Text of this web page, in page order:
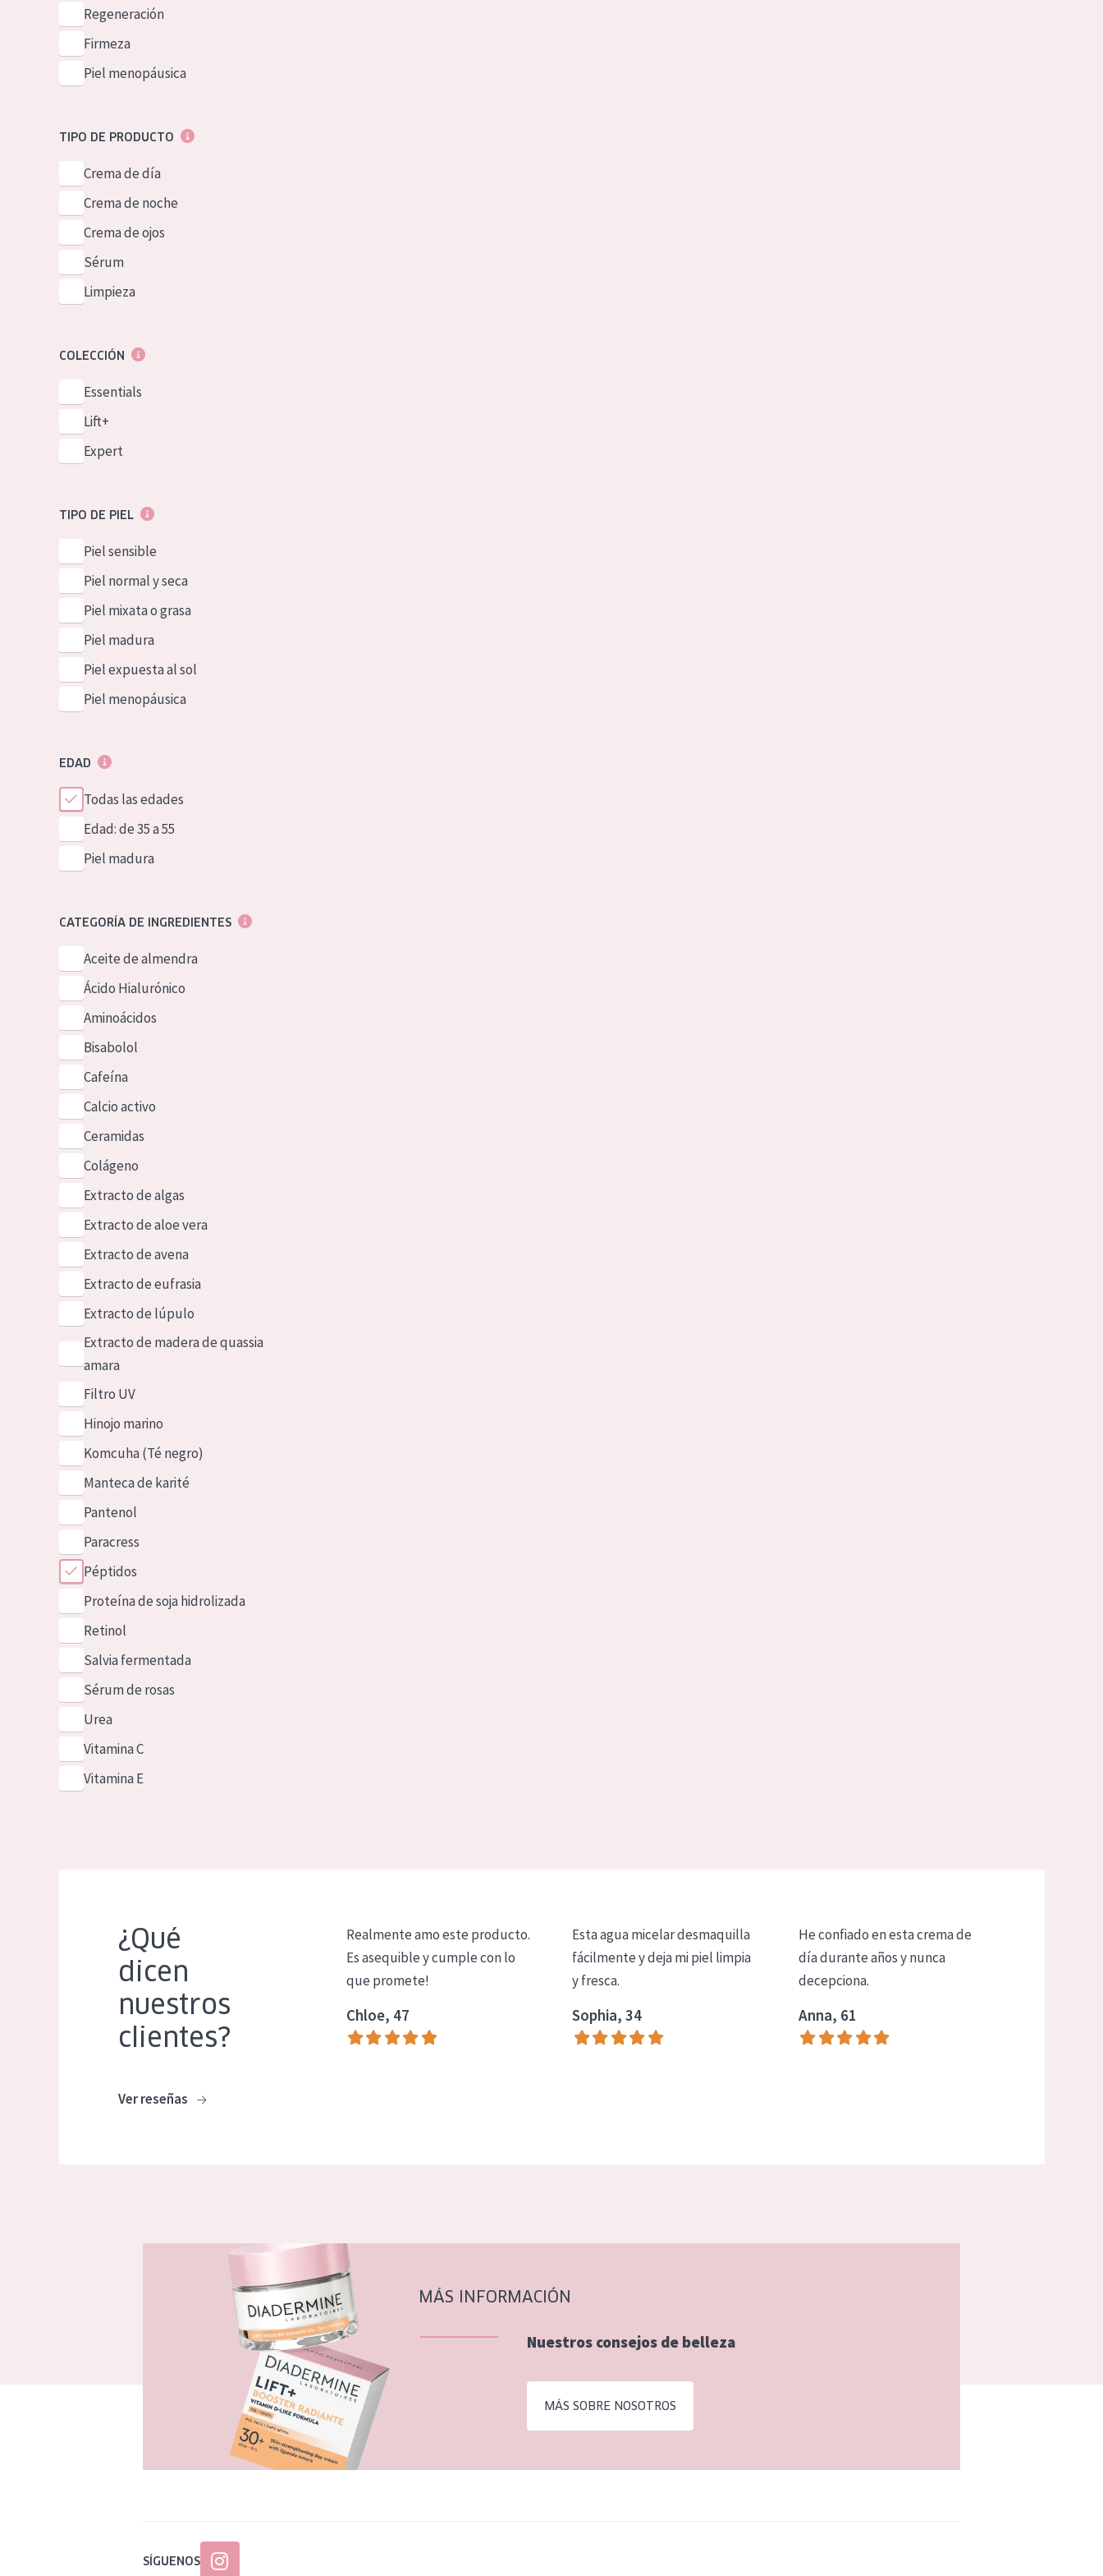
German
Spanish
Greek
Regeneración
Firmeza
Piel menopáusica
TIPO DE PRODUCTO
Crema de día
Crema de noche
Crema de ojos
Sérum
Limpieza
COLECCIÓN
Essentials
Lift+
Expert
TIPO DE PIEL
Piel sensible
Piel normal y seca
Piel mixata o grasa
Piel madura
Piel expuesta al sol
Piel menopáusica
EDAD
Todas las edades
Edad: de 35 a 55
Piel madura
CATEGORÍA DE INGREDIENTES
Aceite de almendra
Ácido Hialurónico
Aminoácidos
Bisabolol
Cafeína
Calcio activo
Ceramidas
Colágeno
Extracto de algas
Extracto de aloe vera
Extracto de avena
Extracto de eufrasia
Extracto de lúpulo
Extracto de madera de quassia
amara
Filtro UV
Hinojo marino
Komcuha (Té negro)
Manteca de karité
Pantenol
Paracress
Péptidos
Proteína de soja hidrolizada
Retinol
Salvia fermentada
Sérum de rosas
Urea
Vitamina C
Vitamina E
¿Qué
dicen
nuestros
clientes?
Ver reseñas
Realmente amo este producto.
Es asequible y cumple con lo
que promete!
Chloe, 47
Esta agua micelar desmaquilla
fácilmente y deja mi piel limpia
y fresca.
Sophia, 34
He confiado en esta crema de
día durante años y nunca
decepciona.
Anna, 61
MÁS INFORMACIÓN
Nuestros consejos de belleza
MÁS SOBRE NOSOTROS
SÍGUENOS